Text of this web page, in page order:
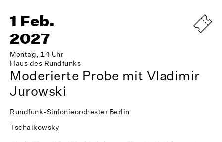
1 Feb.
2027
Montag, 14 Uhr
Haus des Rundfunks
Moderierte Probe mit Vladimir
Jurowski
Rundfunk-Sinfonieorchester Berlin
Tschaikowsky